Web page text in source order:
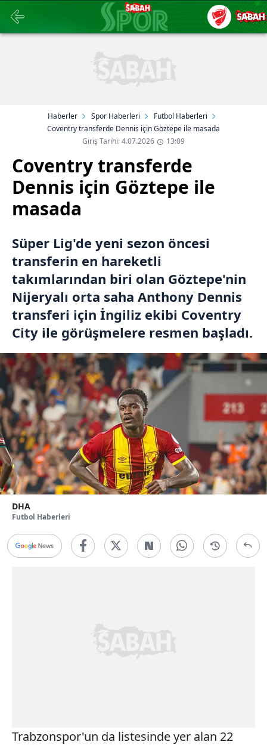
Haberler Spor Haberleri
Futbol Haberleri
Coventry transferde Dennis için Göztepe ile masada
Giriş Tarihi: 4.07.2026
13:09
Coventry transferde
Dennis için Göztepe ile
masada
Süper Lig'de yeni sezon öncesi
transferin en hareketli
takımlarından biri olan Göztepe'nin
Nijeryalı orta saha Anthony Dennis
transferi için İngiliz ekibi Coventry
City ile görüşmelere resmen başladı.
DHA
Futbol Haberleri
Trabzonspor'un da listesinde yer alan 22